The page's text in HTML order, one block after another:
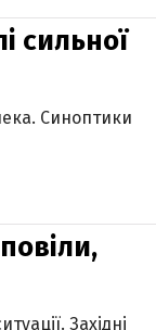
сильної
Синоптики
Західні